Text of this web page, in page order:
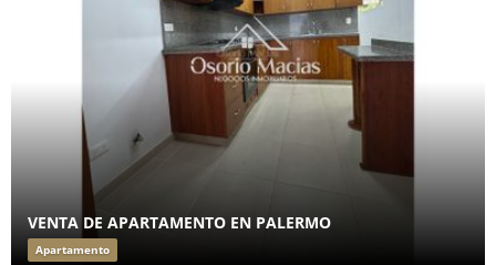
VENTA DE APARTAMENTO EN PALERMO
Apartamento